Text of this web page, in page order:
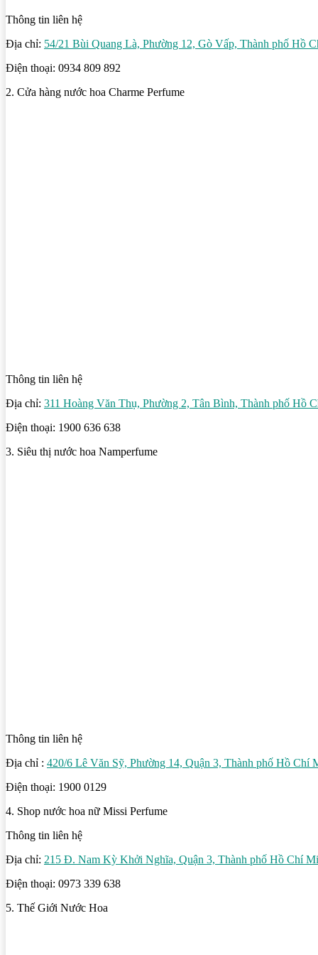
Thông tin liên hệ
Địa chỉ: 54/21 Bùi Quang Là, Phường 12, Gò Vấp, Thành phố Hồ
Điện thoại: 0934 809 892
2. Cửa hàng nước hoa Charme Perfume
Thông tin liên hệ
Địa chỉ: 311 Hoàng Văn Thụ, Phường 2, Tân Bình, Thành phố Hồ
Điện thoại: 1900 636 638
3. Siêu thị nước hoa Namperfume
Thông tin liên hệ
Địa chỉ : 420/6 Lê Văn Sỹ, Phường 14, Quận 3, Thành phố Hồ Chí
Điện thoại: 1900 0129
4. Shop nước hoa nữ Missi Perfume
Thông tin liên hệ
Địa chỉ: 215 Đ. Nam Kỳ Khởi Nghĩa, Quận 3, Thành phố Hồ Chí
Điện thoại: 0973 339 638
5. Thế Giới Nước Hoa